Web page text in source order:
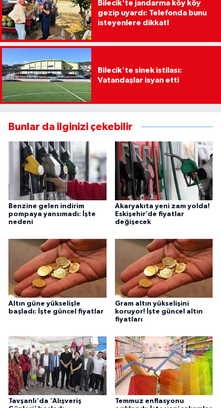
Bilecik'te jandarma köy köy
gezip uyardı: Telefonda bunu
isteyenlere dikkat!
Bilecik'te sinek istilası:
Vatandaşlar isyan etti
Bunlar da ilginizi çekebilir
Benzine gelen indirim
pompaya yansımadı: İşte
nedeni
Akaryakıta yeni zam yolda!
Eskişehir’de fiyatlar
değişecek
Altın güne yükselişle
başladı: İşte güncel fiyatlar
Gram altın yükselişini
koruyor! İşte güncel altın
fiyatları
Tavşanlı'da 'Alışveriş
Temmuz enflasyonu